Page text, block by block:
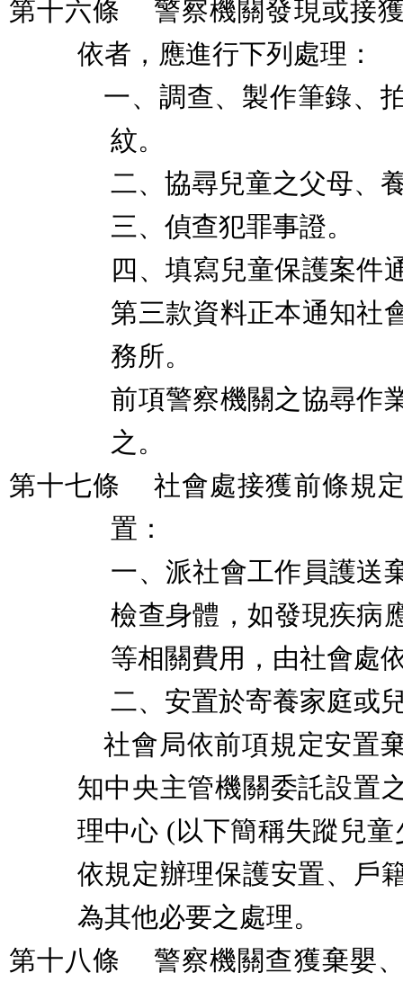
第十六條
警察機關發現或接
依者，應進行下列處理：
一、調查、製作筆錄、
紋。
二、協尋兒童之父母、
三、偵查犯罪事證。
四、填寫兒童保護案件
第三款資料正本通知社
務所。
前項警察機關之協尋作
之。
第十七條
社會處接獲前條規
置：
一、派社會工作員護送
檢查身體，如發現疾病
等相關費用，由社會處
二、安置於寄養家庭或
社會局依前項規定安置
知中央主管機關委託設置
理中心 ( 以下簡稱失蹤兒
依規定辦理保護安置、戶
為其他必要之處理。
第十八條
警察機關查獲棄嬰